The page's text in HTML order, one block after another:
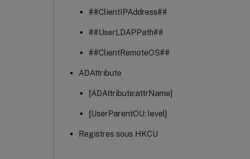
##ClientIPAddress##
##UserLDAPPath##
##ClientRemoteOS##
ADAttribute
[ADAttribute:attrName]
[UserParentOU: level]
Registres sous HKCU